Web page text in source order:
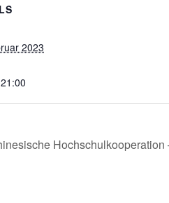
2023